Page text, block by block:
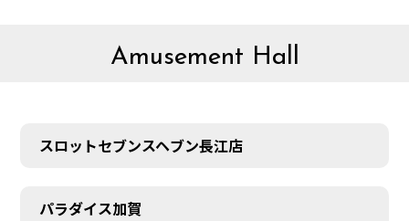
Amusement Hall
スロットセブンスヘブン長江店
パラダイス加賀